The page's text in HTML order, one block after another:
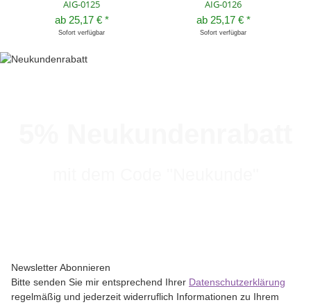
AIG-0125
ab 25,17 € *
Sofort verfügbar
AIG-0126
ab 25,17 € *
Sofort verfügbar
Newsletter Abonnieren
Bitte senden Sie mir entsprechend Ihrer Datenschutzerklärung
regelmäßig und jederzeit widerruflich Informationen zu Ihrem